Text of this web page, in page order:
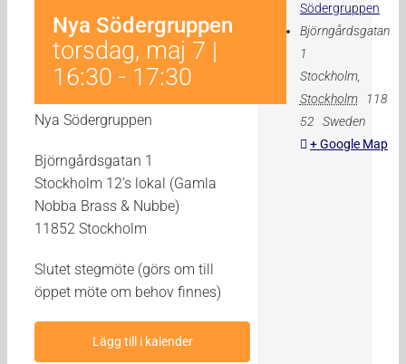
Nya Södergruppen
torsdag, maj 7 |
16:30 - 17:30
Nya Södergruppen
Björngårdsgatan 1
Stockholm 12’s lokal (Gamla
Nobba Brass & Nubbe)
11852 Stockholm
Slutet stegmöte (görs om till
öppet möte om behov finnes)
Lägg till i kalender
Södergruppen
Björngårdsgatan
1
Stockholm,
Stockholm
118
52
Sweden
+ Google Map